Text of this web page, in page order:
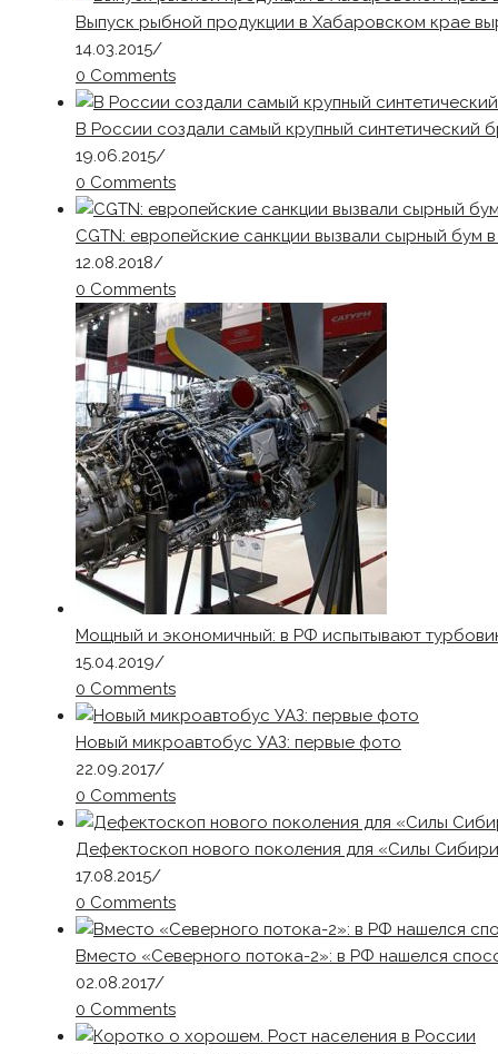
Выпуск рыбной продукции в Хабаровском крае
14.03.2015/
0 Comments
В России создали самый крупный синтетический
19.06.2015/
0 Comments
CGTN: европейские санкции вызвали сырный бум
12.08.2018/
0 Comments
Мощный и экономичный: в РФ испытывают
15.04.2019/
0 Comments
Новый микроавтобус УАЗ: первые фото
22.09.2017/
0 Comments
Дефектоскоп нового поколения для «Силы
17.08.2015/
0 Comments
Вместо «Северного потока-2»: в РФ нашелся
02.08.2017/
0 Comments